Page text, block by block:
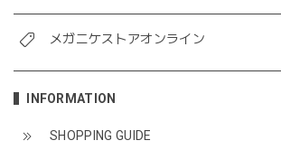
メガニケストアオンライン
INFORMATION
SHOPPING GUIDE